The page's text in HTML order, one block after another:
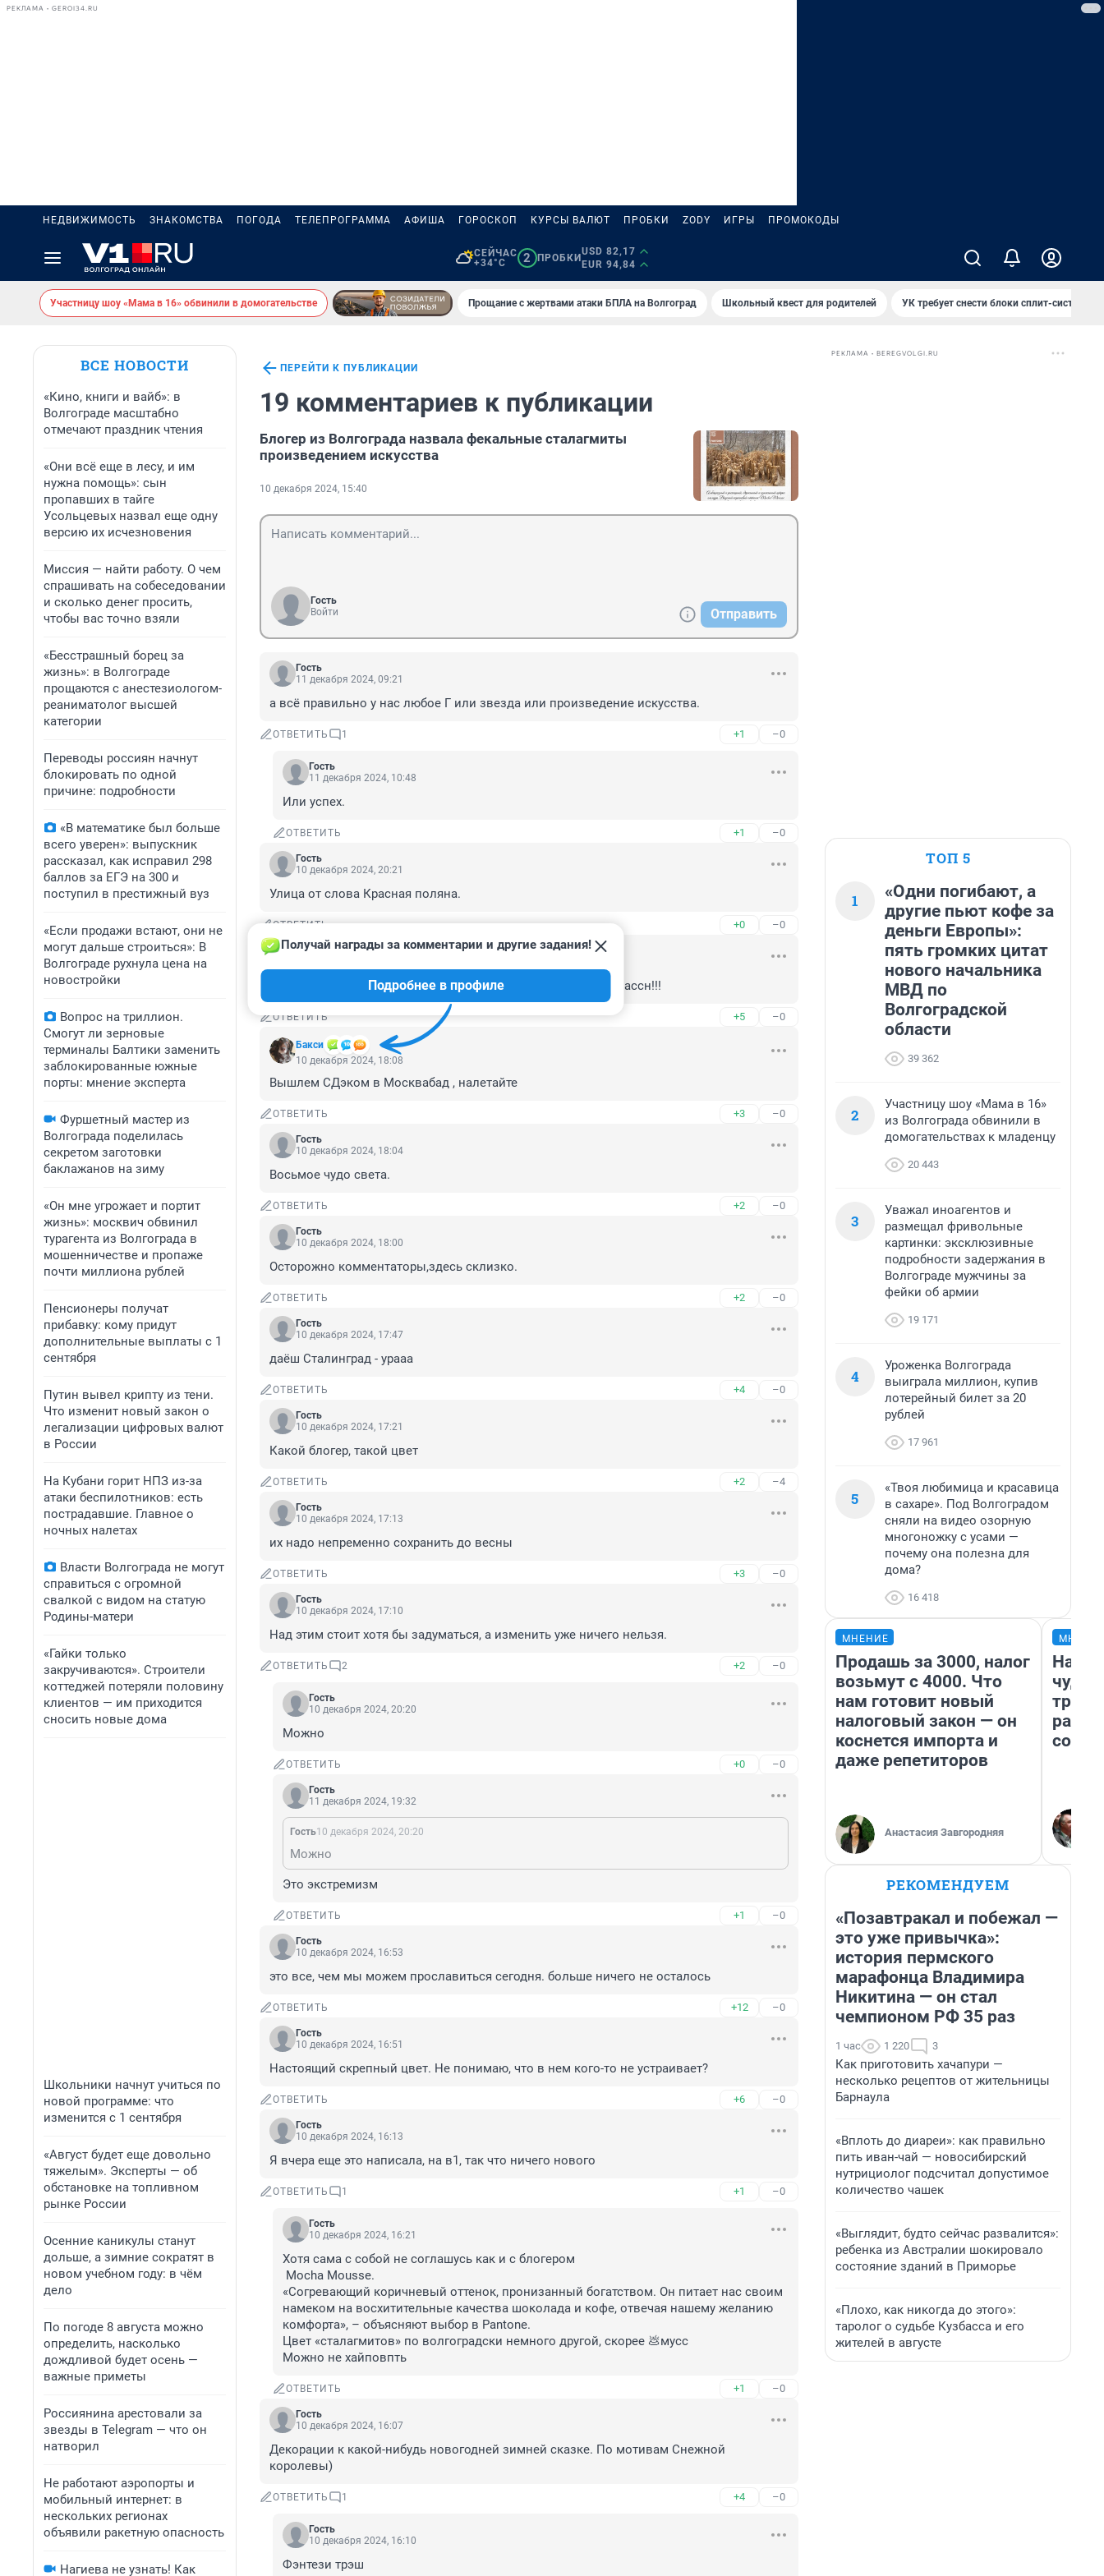
РЕКЛАМА • GEROI34.RU
НЕДВИЖИМОСТЬ ЗНАКОМСТВА ПОГОДА ТЕЛЕПРОГРАММА АФИША ГОРОСКОП КУРСЫ ВАЛЮТ ПРОБКИ ZODY ИГРЫ ПРОМОКОДЫ
СЕЙЧАС
+34°C
2 ПРОБКИ
USD 82,17
EUR 94,84
Участницу шоу «Мама в 16» обвинили в домогательстве Прощание с жертвами атаки БПЛА на Волгоград Школьный квест для родителей УК требует снести блоки сплит-систем
ВСЕ НОВОСТИ
«Кино, книги и вайб»: в
Волгограде масштабно
отмечают праздник чтения
«Они всё еще в лесу, и им
нужна помощь»: сын
пропавших в тайге
Усольцевых назвал еще одну
версию их исчезновения
Миссия — найти работу. О чем
спрашивать на собеседовании
и сколько денег просить,
чтобы вас точно взяли
«Бесстрашный борец за
жизнь»: в Волгограде
прощаются с анестезиологом-
реаниматолог высшей
категории
Переводы россиян начнут
блокировать по одной
причине: подробности
«В математике был больше
всего уверен»: выпускник
рассказал, как исправил 298
баллов за ЕГЭ на 300 и
поступил в престижный вуз
«Если продажи встают, они не
могут дальше строиться»: В
Волгограде рухнула цена на
новостройки
Вопрос на триллион.
Смогут ли зерновые
терминалы Балтики заменить
заблокированные южные
порты: мнение эксперта
Фуршетный мастер из
Волгограда поделилась
секретом заготовки
баклажанов на зиму
«Он мне угрожает и портит
жизнь»: москвич обвинил
турагента из Волгограда в
мошенничестве и пропаже
почти миллиона рублей
Пенсионеры получат
прибавку: кому придут
дополнительные выплаты с 1
сентября
Путин вывел крипту из тени.
Что изменит новый закон о
легализации цифровых валют
в России
На Кубани горит НПЗ из-за
атаки беспилотников: есть
пострадавшие. Главное о
ночных налетах
Власти Волгограда не могут
справиться с огромной
свалкой с видом на статую
Родины-матери
«Гайки только
закручиваются». Строители
коттеджей потеряли половину
клиентов — им приходится
сносить новые дома
Школьники начнут учиться по
новой программе: что
изменится с 1 сентября
«Август будет еще довольно
тяжелым». Эксперты — об
обстановке на топливном
рынке России
Осенние каникулы станут
дольше, а зимние сократят в
новом учебном году: в чём
дело
По погоде 8 августа можно
определить, насколько
дождливой будет осень —
важные приметы
Россиянина арестовали за
звезды в Telegram — что он
натворил
Не работают аэропорты и
мобильный интернет: в
нескольких регионах
объявили ракетную опасность
Нагиева не узнать! Как
ПЕРЕЙТИ К ПУБЛИКАЦИИ
19 комментариев к публикации
Блогер из Волгограда назвала фекальные сталагмиты
произведением искусства
10 декабря 2024, 15:40
Гость
Войти
Отправить
Гость
11 декабря 2024, 09:21
а всё правильно у нас любое Г или звезда или произведение искусства.
ОТВЕТИТЬ 1 +1 –0
Гость
11 декабря 2024, 10:48
Или успех.
ОТВЕТИТЬ +1 –0
Гость
10 декабря 2024, 20:21
Улица от слова Красная поляна.
ОТВЕТИТЬ +0 –0
Гость
Мер на фоне этого произведения природы смотрелся бы классн!!!
ОТВЕТИТЬ +5 –0
Бакси
Получай награды за комментарии и другие задания!
Подробнее в профиле
10 декабря 2024, 18:08
Вышлем СДэком в Москвабад , налетайте
ОТВЕТИТЬ +3 –0
Гость
10 декабря 2024, 18:04
Восьмое чудо света.
ОТВЕТИТЬ +2 –0
Гость
10 декабря 2024, 18:00
Осторожно комментаторы,здесь склизко.
ОТВЕТИТЬ +2 –0
Гость
10 декабря 2024, 17:47
даёш Сталинград - урааа
ОТВЕТИТЬ +4 –0
Гость
10 декабря 2024, 17:21
Какой блогер, такой цвет
ОТВЕТИТЬ +2 –4
Гость
10 декабря 2024, 17:13
их надо непременно сохранить до весны
ОТВЕТИТЬ +3 –0
Гость
10 декабря 2024, 17:10
Над этим стоит хотя бы задуматься, а изменить уже ничего нельзя.
ОТВЕТИТЬ 2 +2 –0
Гость
10 декабря 2024, 20:20
Можно
ОТВЕТИТЬ +0 –0
Гость
11 декабря 2024, 19:32
Гость10 декабря 2024, 20:20
Можно
Это экстремизм
ОТВЕТИТЬ +1 –0
Гость
10 декабря 2024, 16:53
это все, чем мы можем прославиться сегодня. больше ничего не осталось
ОТВЕТИТЬ +12 –0
Гость
10 декабря 2024, 16:51
Настоящий скрепный цвет. Не понимаю, что в нем кого-то не устраивает?
ОТВЕТИТЬ +6 –0
Гость
10 декабря 2024, 16:13
Я вчера еще это написала, на в1, так что ничего нового
ОТВЕТИТЬ 1 +1 –0
Гость
10 декабря 2024, 16:21
Хотя сама с собой не соглашусь как и с блогером
«Согревающий коричневый оттенок, пронизанный богатством. Он питает нас своим
намеком на восхитительные качества шоколада и кофе, отвечая нашему желанию
комфорта», – объясняют выбор в Pantone.
Цвет «сталагмитов» по волгоградски немного другой, скорее 💩мусс
Можно не хайповпть
ОТВЕТИТЬ +1 –0
Гость
10 декабря 2024, 16:07
Декорации к какой-нибудь новогодней зимней сказке. По мотивам Снежной
королевы)
ОТВЕТИТЬ 1 +4 –0
Гость
10 декабря 2024, 16:10
Фэнтези трэш
РЕКЛАМА • BEREGVOLGI.RU
ТОП 5
1
«Одни погибают, а
другие пьют кофе за
деньги Европы»:
пять громких цитат
нового начальника
МВД по
Волгоградской
области
39 362
2
Участницу шоу «Мама в 16»
из Волгограда обвинили в
домогательствах к младенцу
20 443
3
Уважал иноагентов и
размещал фривольные
картинки: эксклюзивные
подробности задержания в
Волгограде мужчины за
фейки об армии
19 171
4
Уроженка Волгограда
выиграла миллион, купив
лотерейный билет за 20
рублей
17 961
5
«Твоя любимица и красавица
в сахаре». Под Волгоградом
сняли на видео озорную
многоножку с усами —
почему она полезна для
дома?
16 418
МНЕНИЕ
Продашь за 3000, налог
возьмут с 4000. Что
нам готовит новый
налоговый закон — он
коснется импорта и
даже репетиторов
Анастасия Завгородняя
РЕКОМЕНДУЕМ
«Позавтракал и побежал —
это уже привычка»:
история пермского
марафонца Владимира
Никитина — он стал
чемпионом РФ 35 раз
1 час 1 220 3
Как приготовить хачапури —
несколько рецептов от жительницы
Барнаула
«Вплоть до диареи»: как правильно
пить иван-чай — новосибирский
нутрициолог подсчитал допустимое
количество чашек
«Выглядит, будто сейчас развалится»:
ребенка из Австралии шокировало
состояние зданий в Приморье
«Плохо, как никогда до этого»:
таролог о судьбе Кузбасса и его
жителей в августе